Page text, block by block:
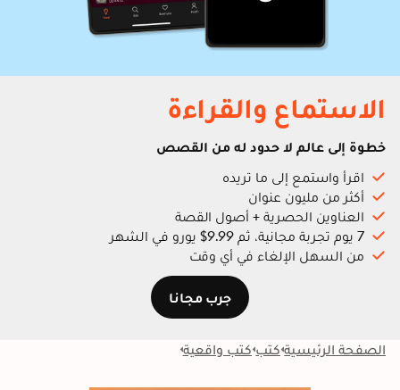
الاستماع والقراءة
خطوة إلى عالم لا حدود له من القصص
اقرأ واستمع إلى ما تريده
أكثر من مليون عنوان
العناوين الحصرية + أصول القصة
7 يوم تجربة مجانية، ثم 9.99$ يورو في الشهر
من السهل الإلغاء في أي وقت
جرب مجانا
الصفحة الرئيسية كتب كتب واقعية